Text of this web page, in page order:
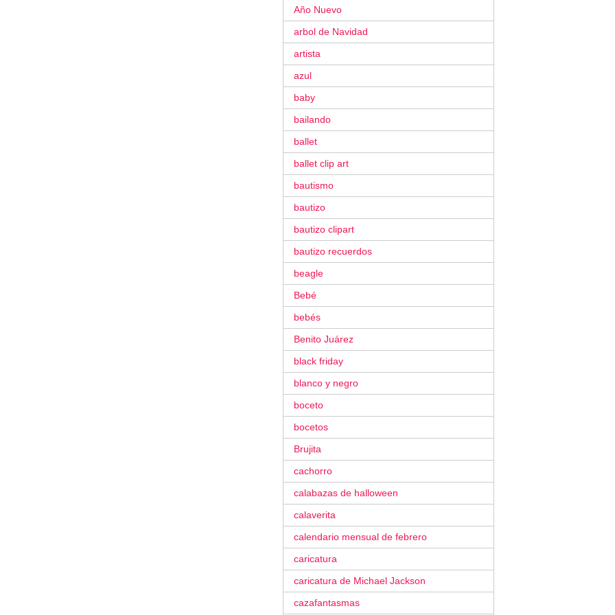
Año Nuevo
arbol de Navidad
artista
azul
baby
bailando
ballet
ballet clip art
bautismo
bautizo
bautizo clipart
bautizo recuerdos
beagle
Bebé
bebés
Benito Juárez
black friday
blanco y negro
boceto
bocetos
Brujita
cachorro
calabazas de halloween
calaverita
calendario mensual de febrero
caricatura
caricatura de Michael Jackson
cazafantasmas